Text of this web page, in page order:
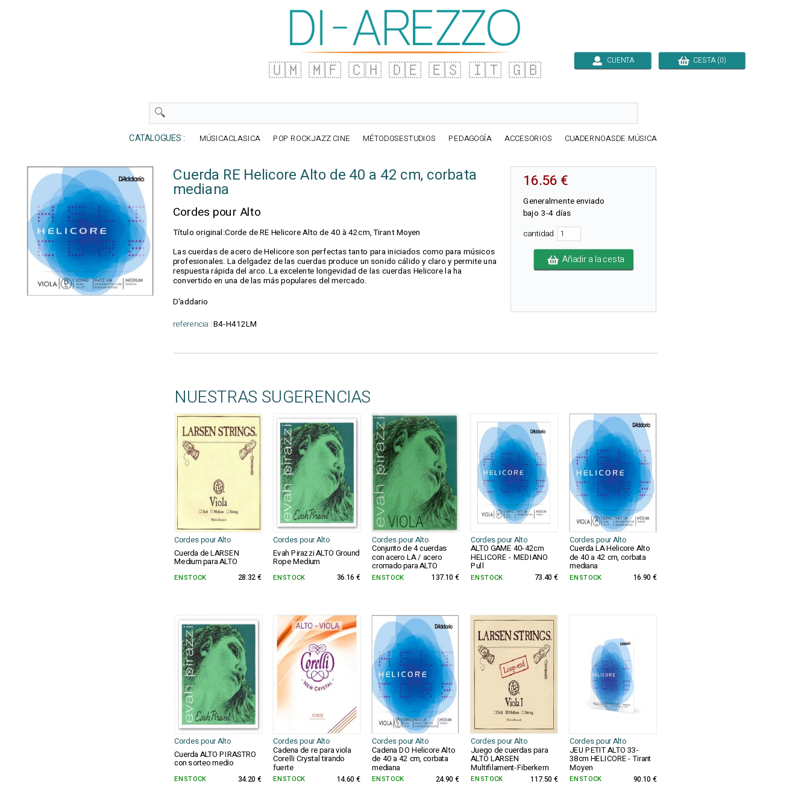
🇺🇲 🇲🇫 🇨🇭 🇩🇪 🇪🇸 🇮🇹 🇬🇧 CUENTA CESTA (0)
CATALOGUES : MÚSICACLASICA POP ROCKJAZZ CINE MÉTODOSESTUDIOS PEDAGOGÍA ACCESORIOS CUADERNOASDE MÚSICA
Cuerda RE Helicore Alto de 40 a 42 cm, corbata
mediana
Cordes pour Alto
Título original:Corde de RE Helicore Alto de 40 à 42cm, Tirant Moyen
Las cuerdas de acero de Helicore son perfectas tanto para iniciados como para músicos
profesionales. La delgadez de las cuerdas produce un sonido cálido y claro y permite una
respuesta rápida del arco. La excelente longevidad de las cuerdas Helicore la ha
convertido en una de las más populares del mercado.
D'addario
referencia :B4-H412LM
16.56 €
Generalmente enviado
bajo 3-4 días
cantidad
Añadir a la cesta
NUESTRAS SUGERENCIAS
Cordes pour Alto Cordes pour Alto Cordes pour Alto Cordes pour Alto Cordes pour Alto
Cuerda de LARSEN
Medium para ALTO
Evah Pirazzi ALTO Ground
Rope Medium
Conjunto de 4 cuerdas
con acero LA / acero
cromado para ALTO
ALTO GAME 40-42cm
HELICORE - MEDIANO
Pull
Cuerda LA Helicore Alto
de 40 a 42 cm, corbata
mediana
EN STOCK 28.32 € EN STOCK 36.16 € EN STOCK 137.10 € EN STOCK 73.40 € EN STOCK 16.90 €
Cordes pour Alto Cordes pour Alto Cordes pour Alto Cordes pour Alto
Cordes pour Alto
Cuerda ALTO PIRASTRO
con sorteo medio
Cadena de re para viola
Corelli Crystal tirando
fuerte
Cadena DO Helicore Alto
de 40 a 42 cm, corbata
mediana
Juego de cuerdas para
ALTO LARSEN
Multifilament-Fiberkern
JEU PETIT ALTO 33-
38cm HELICORE - Tirant
Moyen
EN STOCK 34.20 € EN STOCK 14.60 € EN STOCK 24.90 € EN STOCK 117.50 € EN STOCK 90.10 €